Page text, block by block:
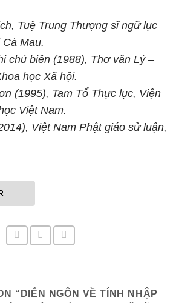
Tuệ Trung Thượng sĩ ngữ lục
Mau.
chủ biên (1988), Thơ văn Lý –
học Xã hội.
(1995), Tam Tổ Thực lục, Viện
Việt Nam.
Việt Nam Phật giáo sử luận,
“ DIỄN NGÔN VỀ TÍNH NHẬP